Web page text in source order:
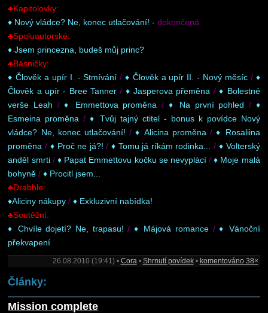
♣Kapitolovky:
♦ Nový vládce? Ne, konec utlačování! -dokončená
♣Spoluautorské:
♦ Jsem princezna, budeš můj princ?
♣Básničky:
♦ Člověk a upír I. - Stmívání/♦ Člověk a upír II. - Nový měsíc / ♦
Člověk a upír - Bree Tanner/ ♦ Jasperova přeměna / ♦ Bolestné
verše Leah /♦ Emmettova proměna / ♦ Na první pohled / ♦
Esmeina proměna /♦ Tvůj tajný ctitel - bonus k povídce Nový
vládce? Ne, konec utlačování! /♦ Alicina proměna /♦ Rosaliina
proměna / ♦ Proč ne já?! / ♦ Tomu já ríkám rodinka... / ♦ Volterský
anděl smrti / ♦ Papat Emmettovu kočku se nevyplácí /♦ Moje malá
bohyně /♦ Procitl jsem...
♣Drabble:
♦Aliciny nákupy /♦ Exkluzivní nabídka!
♣Soutěžní:
♦ Chvíle dojetí? Ne, trapasu! /♦ Májová romance /♦ Vánoční
překvapení
26.08.2010 (19:41) • Cora• Shrnutí povídek• komentováno 38×
Články:
Mission complete